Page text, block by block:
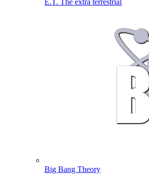
E.T. The extra terrestrial
Big Bang Theory